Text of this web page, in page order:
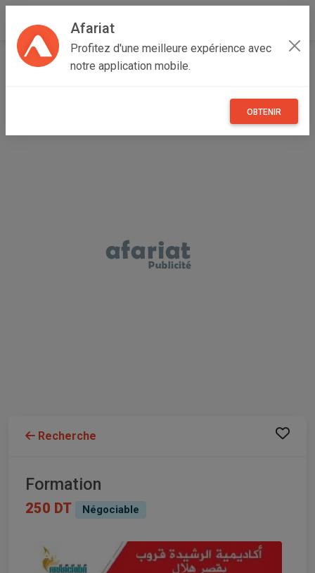
Afariat
Profitez d'une meilleure expérience avec
notre application mobile.
OBTENIR
Accueil Emploi, affaires et services
Recherche
Formation
250 DT Négociable